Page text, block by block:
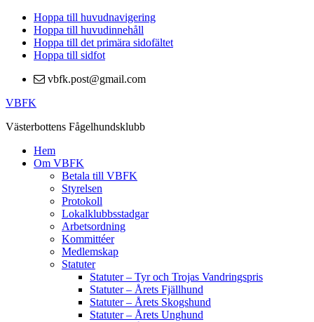
Hoppa till huvudnavigering
Hoppa till huvudinnehåll
Hoppa till det primära sidofältet
Hoppa till sidfot
vbfk.post@gmail.com
VBFK
Västerbottens Fågelhundsklubb
Hem
Om VBFK
Betala till VBFK
Styrelsen
Protokoll
Lokalklubbsstadgar
Arbetsordning
Kommittéer
Medlemskap
Statuter
Statuter – Tyr och Trojas Vandringspris
Statuter – Årets Fjällhund
Statuter – Årets Skogshund
Statuter – Årets Unghund